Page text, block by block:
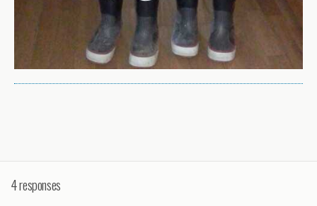
4 responses